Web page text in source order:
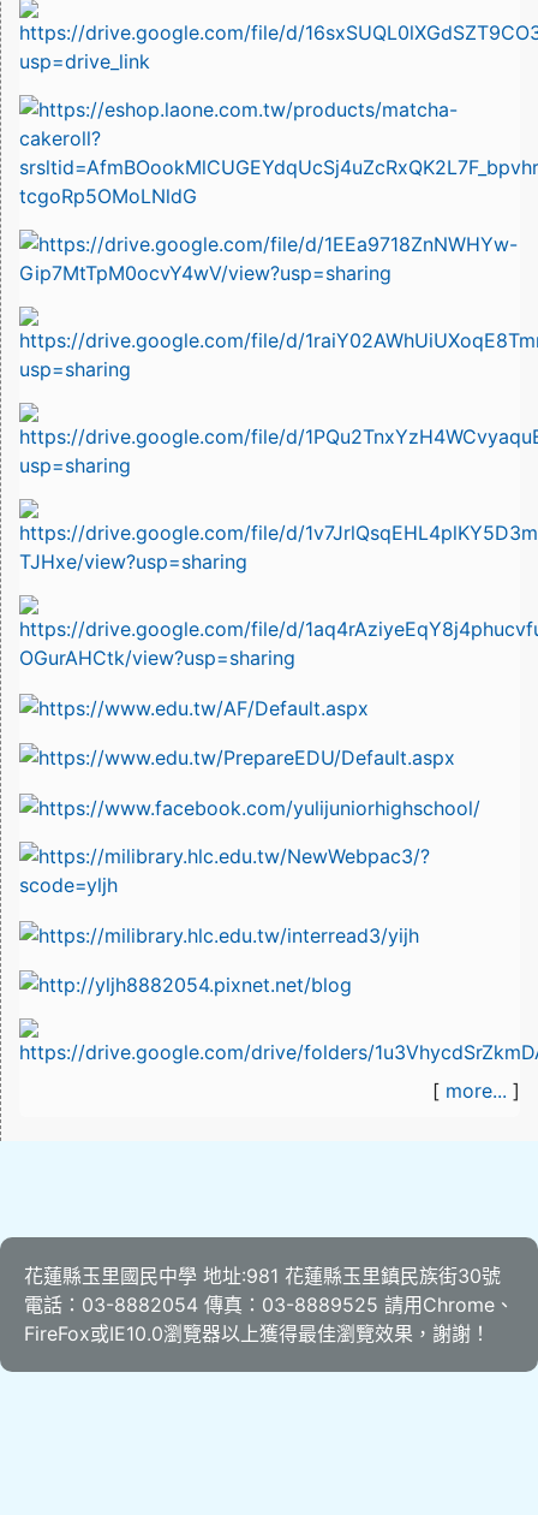
[ more... ]
花蓮縣玉里國民中學 地址:981 花蓮縣玉里鎮民族街30號
電話：03-8882054 傳真：03-8889525 請用 Chrome 、
FireFox或IE10.0瀏覽器以上獲得最佳瀏覽效果，謝謝！